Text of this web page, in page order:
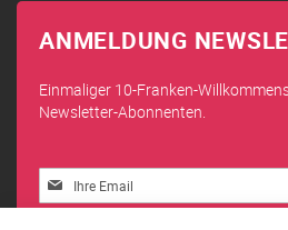
ANMELDUNG
Einmaliger 10-Franken-
Newsletter-Abonnenten.
Melden
Sie